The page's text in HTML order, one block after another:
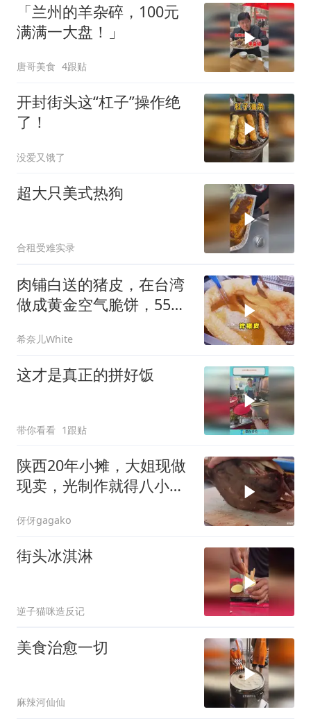
「兰州的羊杂碎，100元
满满一大盘！」
唐哥美食 4跟贴
开封街头这“杠子”操作绝
了！
没爱又饿了
超大只美式热狗
合租受难实录
肉铺白送的猪皮，在台湾
做成黄金空气脆饼，55台
希奈儿White
这才是真正的拼好饭
带你看看 1跟贴
陕西20年小摊，大姐现做
现卖，光制作就得八小
伢伢gagako
街头冰淇淋
逆子猫咪造反记
美食治愈一切
麻辣河仙仙